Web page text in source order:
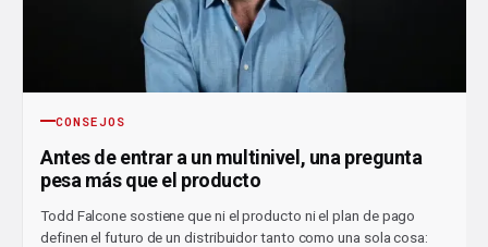
CONSEJOS
Antes de entrar a un multinivel, una pregunta
pesa más que el producto
Todd Falcone sostiene que ni el producto ni el plan de pago
definen el futuro de un distribuidor tanto como una sola cosa: